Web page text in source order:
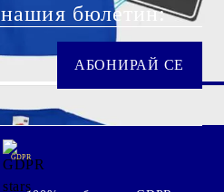
нашия бюлетин:
GDPR